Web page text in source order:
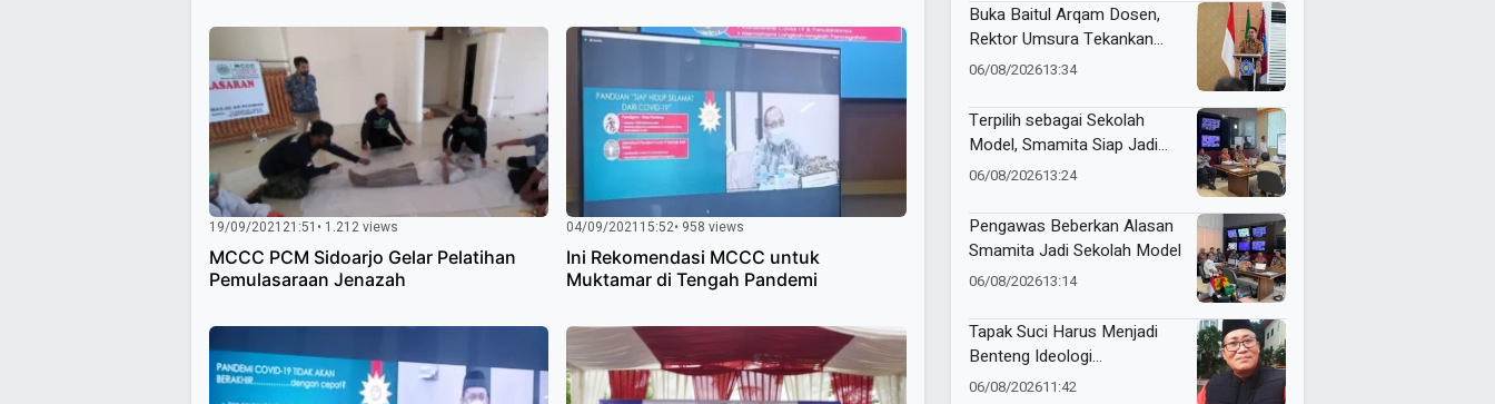
19/09/2021 21:51 • 1.212 views
MCCC PCM Sidoarjo Gelar Pelatihan
Pemulasaraan Jenazah
04/09/2021 15:52• 958 views
Ini Rekomendasi MCCC untuk
Muktamar di Tengah Pandemi
Buka Baitul Arqam Dosen,
Rektor Umsura Tekankan
Integritas dan Nilai AIK
06/08/202613:34
Terpilih sebagai Sekolah
Model, Smamita Siap Jadi
Laboratorium Inovasi
06/08/202613:24
Pengawas Beberkan Alasan
Smamita Jadi Sekolah Model
06/08/202613:14
Tapak Suci Harus Menjadi
Benteng Ideologi
Muhammadiyah
06/08/202611:42